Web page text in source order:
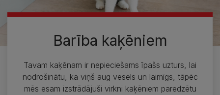
Barība kaķēniem
Tavam kaķēnam ir nepieciešams īpašs uzturs, lai
nodrošinātu, ka viņš aug vesels un laimīgs, tāpēc
mēs esam izstrādājuši virkni kaķēniem paredzētu